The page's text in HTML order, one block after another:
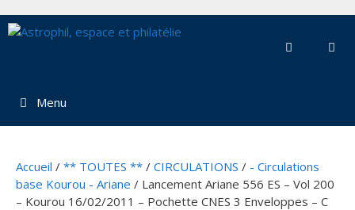
au
Menu
Accueil / ** TOUTES ** / CIRCULATIONS / - Circulations
base Kourou - Ariane / Lancement Ariane 556 ES – Vol 200
– Kourou 16/02/2011 – Pochette CNES 3 Enveloppes – C